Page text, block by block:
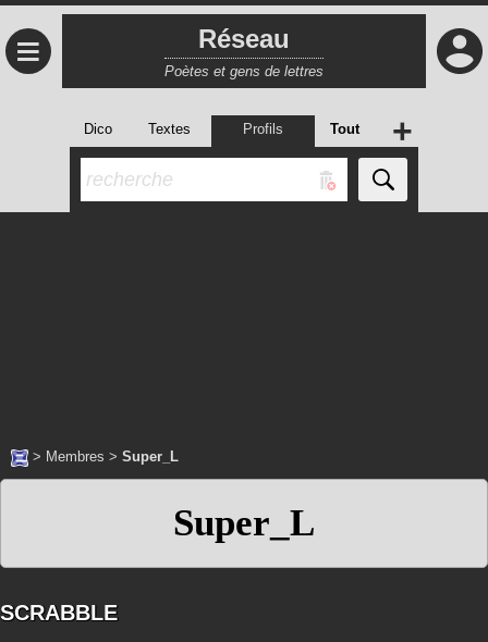
≡ Réseau
Poètes et gens de lettres
Dico Textes Profils Tout +
> Membres > Super_L
Super_L
SCRABBLE